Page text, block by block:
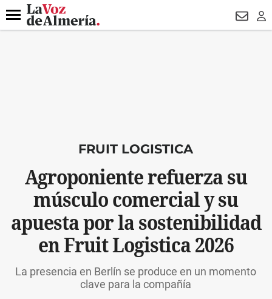
DESTACADO
Menú
FRUIT LOGISTICA
Agroponiente refuerza su
músculo comercial y su
apuesta por la sostenibilidad
en Fruit Logistica 2026
La presencia en Berlín se produce en un momento
clave para la compañía